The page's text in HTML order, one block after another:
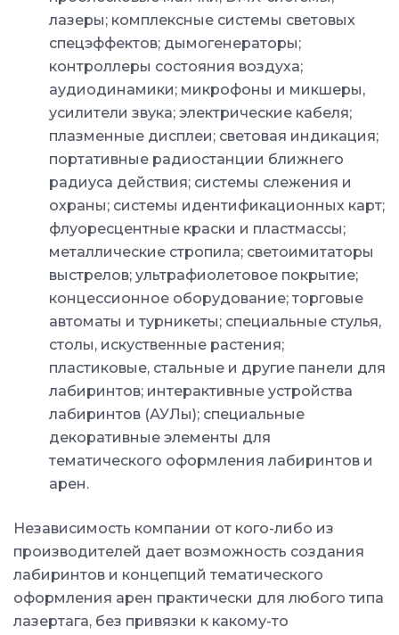
лазеры; комплексные системы световых
спецэффектов; дымогенераторы;
контроллеры состояния воздуха;
аудиодинамики; микрофоны и микшеры,
усилители звука; электрические кабеля;
плазменные дисплеи; световая индикация;
портативные радиостанции ближнего
радиуса действия; системы слежения и
охраны; системы идентификационных карт;
флуоресцентные краски и пластмассы;
металлические стропила; светоимитаторы
выстрелов; ультрафиолетовое покрытие;
концессионное оборудование; торговые
автоматы и турникеты; специальные стулья,
столы, искуственные растения;
пластиковые, стальные и другие панели для
лабиринтов; интерактивные устройства
лабиринтов (АУЛы); специальные
декоративные элементы для
тематического оформления лабиринтов и
арен.
Независимость компании от кого-либо из
производителей дает возможность создания
лабиринтов и концепций тематического
оформления арен практически для любого типа
лазертага, без привязки к какому-то